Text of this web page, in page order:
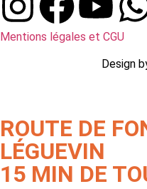
Mentions légales et CGU
Design
ROUTE DE
LÉGUEVIN
15 MIN DE